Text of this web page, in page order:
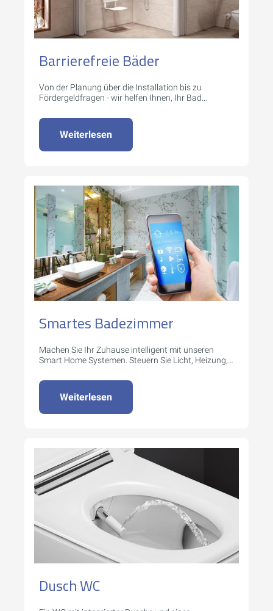
Barrierefreie Bäder
Von der Planung über die Installation bis zu
Fördergeldfragen - wir helfen Ihnen, Ihr Bad
Weiterlesen
Smartes Badezimmer
Machen Sie Ihr Zuhause intelligent mit unseren
Smart Home Systemen. Steuern Sie Licht, Heizung,
Weiterlesen
Dusch WC